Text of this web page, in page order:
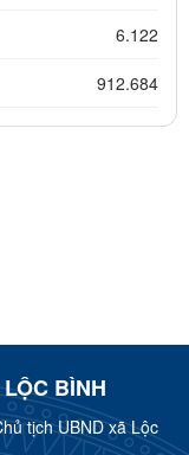
6.122
912.684
BÌNH
tịch UBND xã Lộc